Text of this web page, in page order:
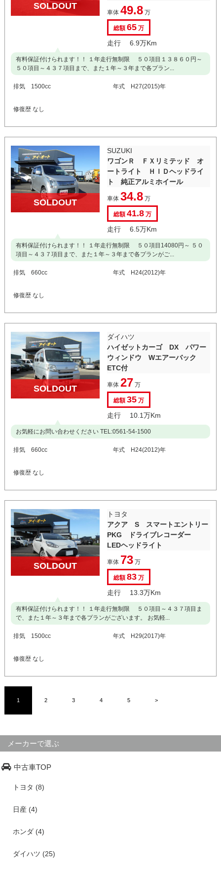
SOLDOUT
車体 49.8万
総額65万
走行 6.9万Km
有料保証付けられます！！ １年走行無制限 ５０項目１３８６０円～
５０項目～４３７項目まで、また１年～３年まで各プラン...
排気 1500cc 年式 H27(2015)年
修復歴 なし
SOLDOUT
SUZUKI
ワゴンＲ ＦＸリミテッド オ
ートライト ＨＩＤヘッドライ
ト 純正アルミホイール
車体 34.8万
総額41.8万
走行 6.5万Km
有料保証付けられます！！ １年走行無制限 ５０項目14080円～ ５０
項目～４３７項目まで、また１年～３年まで各プランがご...
排気 660cc 年式 H24(2012)年
修復歴 なし
SOLDOUT
ダイハツ
ハイゼットカーゴ DX パワー
ウィンドウ Wエアーバック
ETC付
車体 27 万
総額35万
走行 10.1万Km
お気軽にお問い合わせください TEL:0561-54-1500
排気 660cc 年式 H24(2012)年
修復歴 なし
SOLDOUT
トヨタ
アクア S スマートエントリー
PKG ドライブレコーダー
LEDヘッドライト
車体 73万
総額83万
走行 13.3万Km
有料保証付けられます！！ １年走行無制限 ５０項目～４３７項目ま
で、また１年～３年まで各プランがございます。 お気軽...
排気 1500cc 年式 H29(2017)年
修復歴 なし
1 2 3 4 5 >
メーカーで選ぶ
中古車TOP
トヨタ (8)
日産 (4)
ホンダ (4)
ダイハツ (25)